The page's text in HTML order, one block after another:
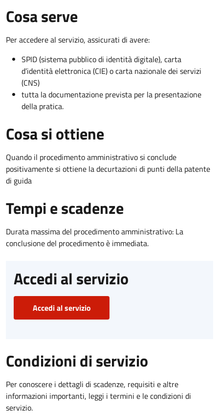
Cosa serve
Per accedere al servizio, assicurati di avere:
SPID (sistema pubblico di identità digitale), carta
d’identità elettronica (CIE) o carta nazionale dei servizi
(CNS)
tutta la documentazione prevista per la presentazione
della pratica.
Cosa si ottiene
Quando il procedimento amministrativo si conclude
positivamente si ottiene la decurtazioni di punti della patente
di guida
Tempi e scadenze
Durata massima del procedimento amministrativo: La
conclusione del procedimento è immediata.
Accedi al servizio
Accedi al servizio
Condizioni di servizio
Per conoscere i dettagli di scadenze, requisiti e altre
informazioni importanti, leggi i termini e le condizioni di
servizio.